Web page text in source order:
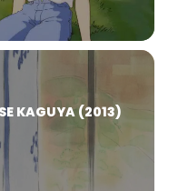
KAGUYA (2013)